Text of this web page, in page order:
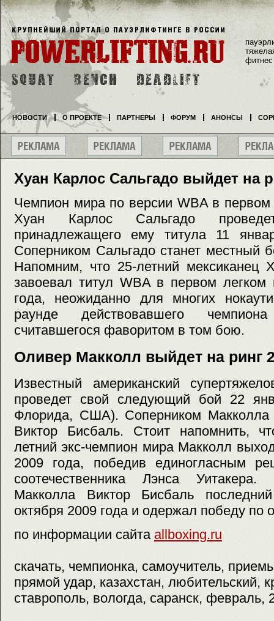
Хуан Карлос Сальгадо выйдет на
Чемпион мира по версии WBA в первом
Хуан Карлос Сальгадо
принадлежащего ему титула 11
Cоперником Сальгадо станет местный
Напомним, что 25-летний мексиканец
завоевал титул WBA в первом легком
года, неожиданно для многих
раунде действовавшего
считавшегося фаворитом в том бою.
Оливер Макколл выйдет на ринг
Известный американский
проведет свой следующий бой 22
Флорида, США). Соперником Макколла
Виктор Бисбаль. Стоит напомнить,
летний экс-чемпион мира Макколл
2009 года, победив единогласным
соотечественника Лэнса
Макколла Виктор Бисбаль
октября 2009 года и одержал победу по
по информации сайта allboxing.ru
скачать, чемпионка, самоучитель,
прямой удар, казахстан, любительский,
ставрополь, вологда, саранск, февраль,
фитнес
НОВОСТИ О ПРОЕКТЕ ПАРТНЕРЫ ФОРУМ АНОНСЫ